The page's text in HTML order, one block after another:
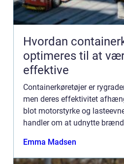
Hvordan
optimeres til at
effektive
Containerkøretøjer er
men deres effektivitet
blot motorstyrke og
handler om at udnytte
Emma Madsen